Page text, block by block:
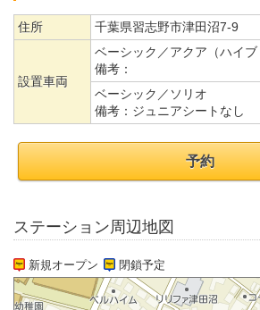
住所 千葉県習志野市津田沼7-9
設置車両
ベーシック／アクア（ハイブ
備考：
ベーシック／ソリオ
備考： ジュニアシートなし
予約
ステーション周辺地図
新規オープン 閉鎖予定